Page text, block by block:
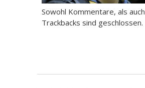
Sowohl Kommentare, als auch
Trackbacks sind geschlossen.